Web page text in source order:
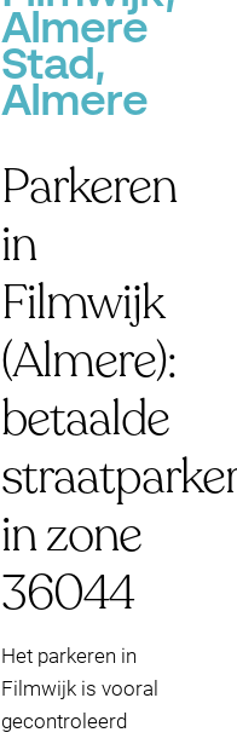
Almere
Stad,
Almere
Parkeren
in
Filmwijk
(Almere):
betaalde
in zone
36044
Het parkeren in
Filmwijk is vooral
gecontroleerd